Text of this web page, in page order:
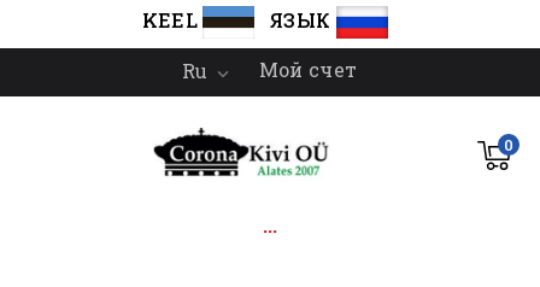
KEEL
ЯЗЫК
Мой счет
Ru 
0
...